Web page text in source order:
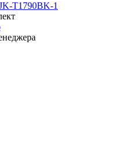
T1790ВK-1